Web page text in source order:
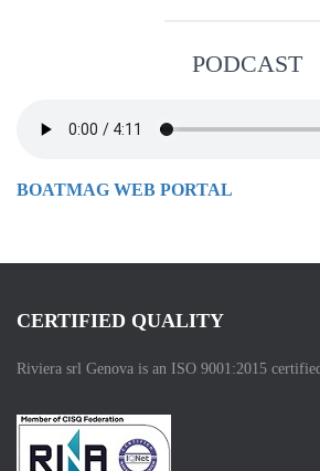
PODCAST
BOATMAG WEB PORTAL
CERTIFIED QUALITY
Riviera srl Genova is an ISO 9001:2015